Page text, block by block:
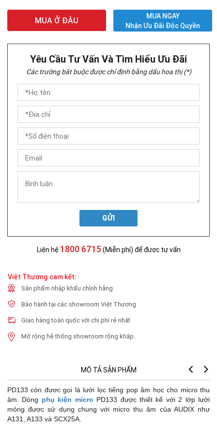
MUA Ở ĐÂU
MUA NGAY
Nhận Ưu Đãi Độc Quyền
Yêu Cầu Tư Vấn Và Tìm Hiểu Ưu Đãi
Các trường bắt buộc được chỉ định bằng dấu hoa thị (*)
GỬI
Liên hệ 1800 6715 (Miễn phí) để được tư vấn
Việt Thương cam kết:
Sản phẩm nhập khẩu chính hãng
Bảo hành tại các showroom Việt Thương
Giao hàng toàn quốc với chi phí rẻ nhất
Mở rộng hệ thống showroom rộng khắp.
MÔ TẢ SẢN PHẨM
PD133 còn đươc gọi là lưới lọc tiếng pop âm học cho micro thu
âm. Dòng phụ kiện micro PD133 được thiết kế với 2 lớp lưới
mỏng được sử dụng chung với micro thu âm của AUDIX như
A131, A133 và SCX25A.